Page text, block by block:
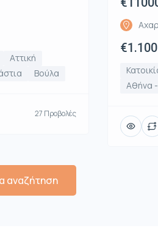
Αττική
Βούλα
27 Προβολές
Αθήνα
αναζήτηση